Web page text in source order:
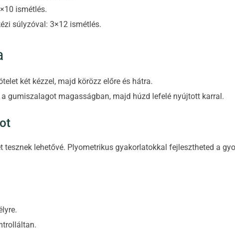
ismétlés.
súlyzóval: 3×12 ismétlés.
két kézzel, majd körözz előre és hátra.
gumiszalagot magasságban, majd húzd lefelé nyújtott karral.
tesznek lehetővé. Plyometrikus gyakorlatokkal fejlesztheted a